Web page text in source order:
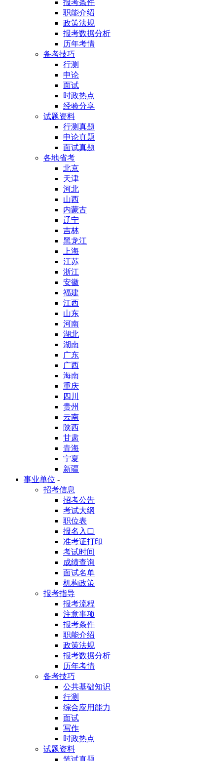
报考条件
职能介绍
政策法规
报考数据分析
历年考情
备考技巧
行测
申论
面试
时政热点
经验分享
试题资料
行测真题
申论真题
面试真题
各地省考
北京
天津
河北
山西
内蒙古
辽宁
吉林
黑龙江
上海
江苏
浙江
安徽
福建
江西
山东
河南
湖北
湖南
广东
广西
海南
重庆
四川
贵州
云南
陕西
甘肃
青海
宁夏
新疆
事业单位 -
招考信息
招考公告
考试大纲
职位表
报名入口
准考证打印
考试时间
成绩查询
面试名单
机构政策
报考指导
报考流程
注意事项
报考条件
职能介绍
政策法规
报考数据分析
历年考情
备考技巧
公共基础知识
行测
综合应用能力
面试
写作
时政热点
试题资料
笔试真题